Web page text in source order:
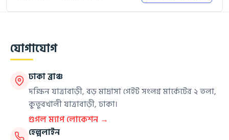
যোগাযোগ
ঢাকা ব্রাঞ্চ
দক্ষিন যাত্রাবাড়ী, বড় মাদ্রাসা গেইট সংলগ্ন মার্কেটের ২ তলা,
কুতুবখালী যাত্রাবাড়ী, ঢাকা।
গুগল ম্যাপ লোকেশন →
হেল্পলাইন